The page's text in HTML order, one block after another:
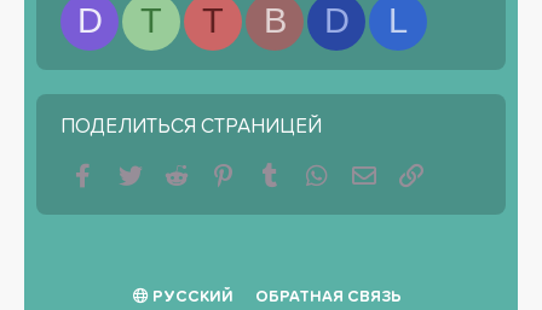
D
T T B D L
ПОДЕЛИТЬСЯ СТРАНИЦЕЙ
Facebook
Twitter Reddit PinterestTumblr WhatsAppЭлектронная почта
РУССКИЙ ОБРАТНАЯ СВЯЗЬ